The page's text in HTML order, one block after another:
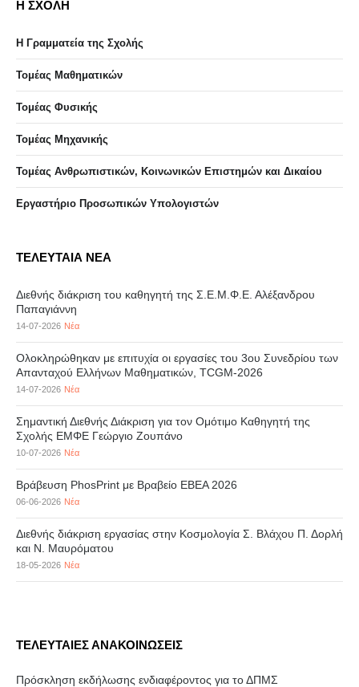
Η ΣΧΟΛΗ
Η Γραμματεία της Σχολής
Τομέας Μαθηματικών
Τομέας Φυσικής
Τομέας Μηχανικής
Τομέας Ανθρωπιστικών, Κοινωνικών Επιστημών και Δικαίου
Eργαστήριo Προσωπικών Υπολογιστών
ΤΕΛΕΥΤΑΙΑ ΝΕΑ
Διεθνής διάκριση του καθηγητή της Σ.Ε.Μ.Φ.Ε. Αλέξανδρου
Παπαγιάννη
14-07-2026 Νέα
Ολοκληρώθηκαν με επιτυχία οι εργασίες του 3ου Συνεδρίου των
Απανταχού Ελλήνων Μαθηματικών, TCGM-2026
14-07-2026 Νέα
Σημαντική Διεθνής Διάκριση για τον Ομότιμο Καθηγητή της
Σχολής ΕΜΦΕ Γεώργιο Ζουπάνο
10-07-2026 Νέα
Βράβευση PhosPrint με Βραβείο ΕΒΕΑ 2026
06-06-2026 Νέα
Διεθνής διάκριση εργασίας στην Κοσμολογία Σ. Βλάχου Π. Δορλή
και Ν. Μαυρόματου
18-05-2026 Νέα
ΤΕΛΕΥΤΑΙΕΣ ΑΝΑΚΟΙΝΩΣΕΙΣ
Πρόσκληση εκδήλωσης ενδιαφέροντος για το ΔΠΜΣ